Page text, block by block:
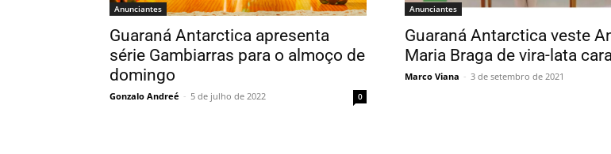
Anunciantes
Guaraná Antarctica apresenta
série Gambiarras para o almoço de
domingo
Gonzalo Andreé - 5 de julho de 2022 0
Anunciantes
Guaraná Antarctica veste
Maria Braga de vira-lata
Marco Viana - 3 de setembro de 2021